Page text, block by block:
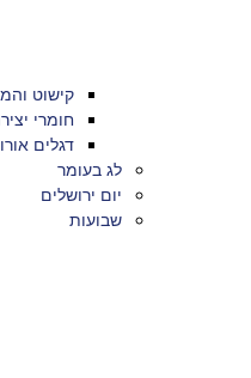
קישוט
חומרי
דגלים
לג בעומר
יום ירושלים
שבועות